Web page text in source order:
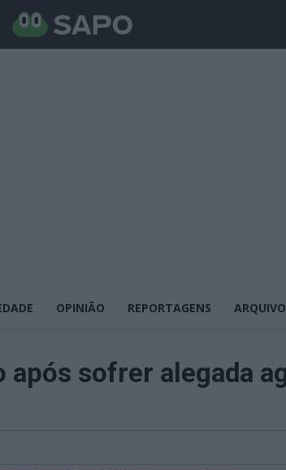
OPINIÃO REPORTAGENS ARQUIVO
sofrer alegada